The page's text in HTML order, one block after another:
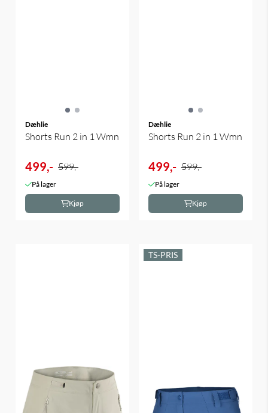
Dæhlie
Shorts Run 2 in 1 Wmn
499,- 599,-
På lager
Kjøp
Dæhlie
Shorts Run 2 in 1 Wmn
499,- 599,-
På lager
Kjøp